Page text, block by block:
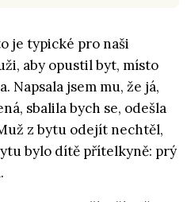
je typické pro naši
aby opustil byt, místo
Napsala jsem mu, že já,
sbalila bych se, odešla
z bytu odejít nechtěl,
bylo dítě přítelkyně: prý